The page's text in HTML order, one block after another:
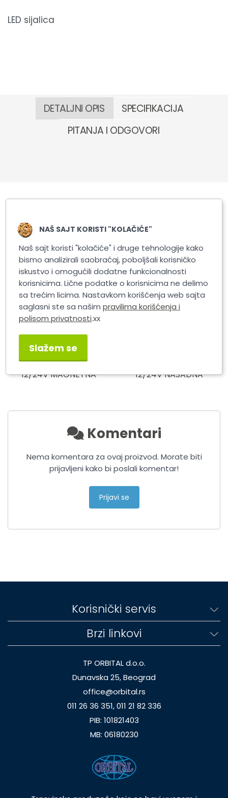
LED sijalica
DETALJNI OPIS
SPECIFIKACIJA
PITANJA I ODGOVORI
Slični proizvodi
LUCAS Rotacija LED R10,
12/24V MAGNETNA 12/24V NASADNA
Komentari
Nema komentara za ovaj proizvod. Morate biti
prijavljeni kako bi poslali komentar!
Prijavi se
Korisnički servis
Brzi linkovi
TP ORBITAL d.o.o.
Dunavska 25, Beograd
office@orbital.rs
011 26 36 351, 011 21 82 336
PIB: 101821403
MB: 06180230
NAŠ SAJT KORISTI "KOLAČIĆE"
Naš sajt koristi "kolačiće" i druge tehnologije kako
bismo analizirali saobraćaj, poboljšali korisničko
iskustvo i omogućili dodatne funkcionalnosti
korisnicima. Lične podatke o korisnicima ne delimo
sa trećim licima. Nastavkom korišćenja web sajta
saglasni ste sa našimpravilima korišćenja i
polisom privatnosti.xx
Slažem se